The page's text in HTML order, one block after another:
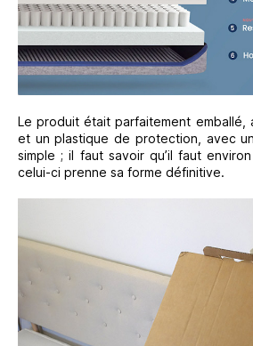
Le produit était parfaitement emballé,
et un plastique de protection, avec
simple ; il faut savoir qu’il faut
celui-ci prenne sa forme définitive.